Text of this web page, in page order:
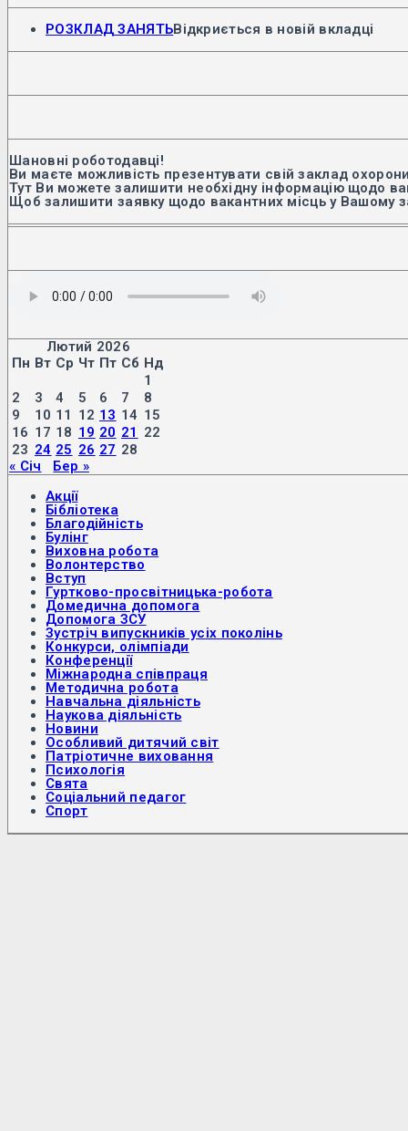
РОЗКЛАД ЗАНЯТЬВідкриється в новій вкладці
Шановні роботодавці!
Ви маєте можливість презентувати свій заклад
Тут Ви можете залишити необхідну інформацію щодо
Щоб залишити заявку щодо вакантних місць у Вашому
Лютий 2026
Пн Вт Ср Чт Пт Сб Нд
1
2
3 4 5 6 7
8
9
10 11 12 13 14 15
16 17 18 19 20 21
22
23 24 25 26 27 28
« Січ
Бер »
Акції
Бібліотека
Благодійність
Булінг
Виховна робота
Волонтерство
Вступ
Гуртково-просвітницька-робота
Домедична допомога
Допомога ЗСУ
Зустріч випускників усіх поколінь
Конкурси, олімпіади
Конференції
Міжнародна співпраця
Методична робота
Навчальна діяльність
Наукова діяльність
Новини
Особливий дитячий світ
Патріотичне виховання
Психологія
Свята
Соціальний педагог
Спорт